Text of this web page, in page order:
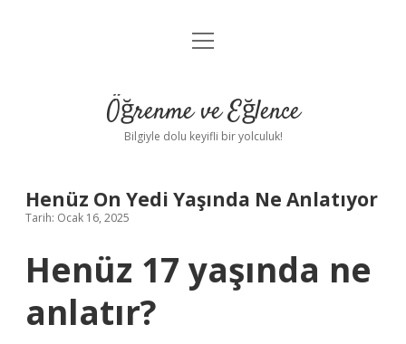
Anasayfa
Yasal Uyarı
menüyü
Öğrenme ve Eğlence
Bilgiyle dolu keyifli bir yolculuk!
Henüz On Yedi Yaşında Ne Anlatıyor
Tarih: Ocak 16, 2025
Henüz 17 yaşında ne
anlatır?